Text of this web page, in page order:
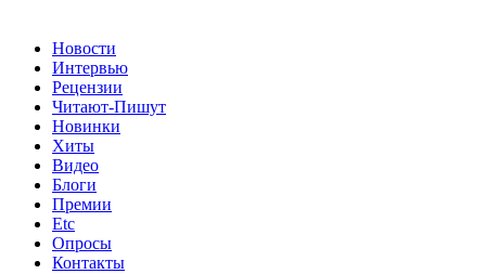
Новости
Интервью
Рецензии
Читают-Пишут
Новинки
Хиты
Видео
Блоги
Премии
Etc
Опросы
Контакты